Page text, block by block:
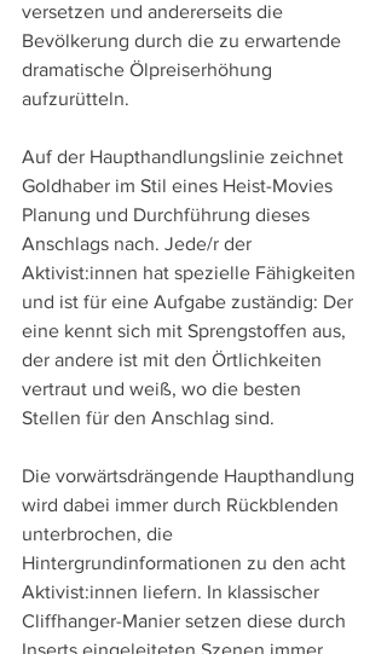
versetzen und andererseits die
Bevölkerung durch die zu erwartende
dramatische Ölpreiserhöhung
aufzurütteln.
Auf der Haupthandlungslinie zeichnet
Goldhaber im Stil eines Heist-Movies
Planung und Durchführung dieses
Anschlags nach. Jede/r der
Aktivist:innen hat spezielle Fähigkeiten
und ist für eine Aufgabe zuständig: Der
eine kennt sich mit Sprengstoffen aus,
der andere ist mit den Örtlichkeiten
vertraut und weiß, wo die besten
Stellen für den Anschlag sind.
Die vorwärtsdrängende Haupthandlung
wird dabei immer durch Rückblenden
unterbrochen, die
Hintergrundinformationen zu den acht
Aktivist:innen liefern. In klassischer
Cliffhanger-Manier setzen diese durch